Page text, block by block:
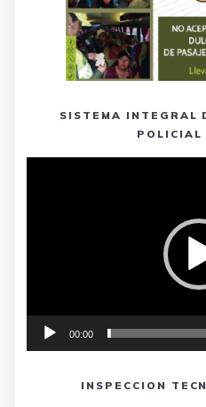
SISTEMA INTEGRAL
POLICIAL
00:00
INSPECCION